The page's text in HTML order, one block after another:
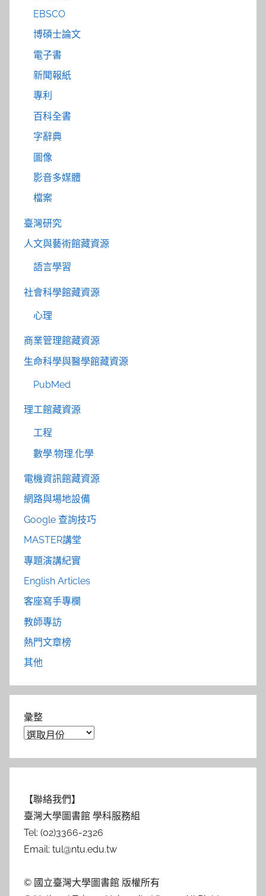
EBSCO
博碩士論文
電子書
新聞報紙
專利
百科全書
字辭典
圖像
影音多媒體
檔案
臺灣研究
人文與藝術館藏資源
語言學習
社會科學館藏資源
心理
商業管理館藏資源
生命科學與醫學館藏資源
PubMed
理工館藏資源
工程
數學.物理.化學
電機資訊館藏資源
網路與場地設備
Google 查詢技巧
MASTER講堂
專題演講紀實
English Articles
客座寫手專欄
教師專訪
熱門文章榜
其他
彙整
【聯絡我們】
臺灣大學圖書館 學科服務組
Tel: (02)3366-2326
Email: tul@ntu.edu.tw
© 國立臺灣大學圖書館 版權所有